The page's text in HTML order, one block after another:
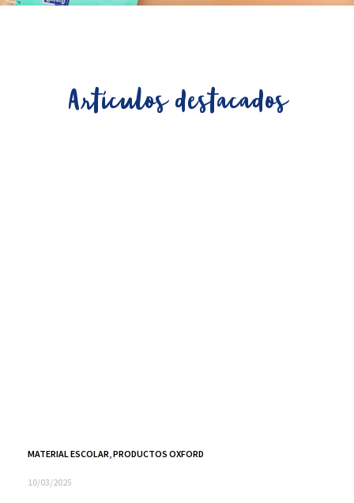
Artículos destacados
MATERIAL ESCOLAR,PRODUCTOS OXFORD
10/03/2025